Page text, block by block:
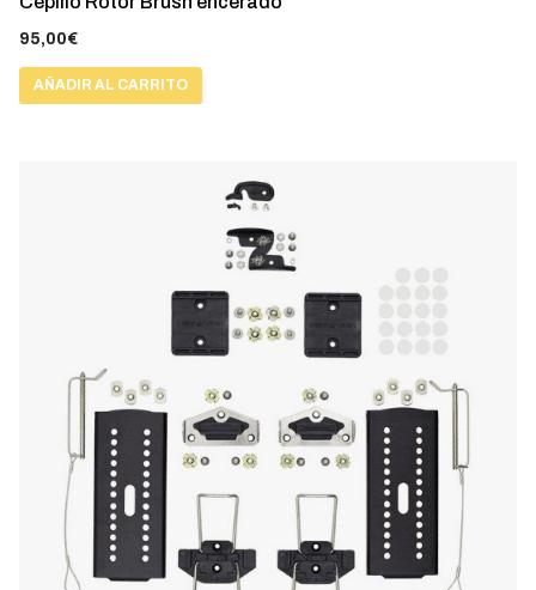
95,00€
AÑADIR AL CARRITO